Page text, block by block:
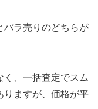
バラ売りのどちらが
、一括査定でスム
りますが、価格が平